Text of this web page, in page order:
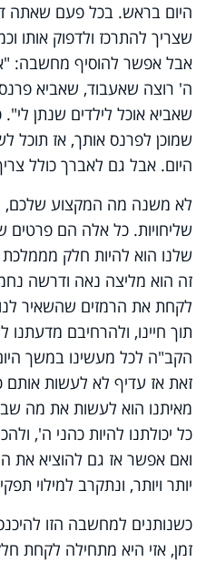
היום בראש. בכל פעם שאתה
שצריך להתרכז ולדפוק אותו
אבל אפשר להוסיף מחשבה:
ה' רוצה שאעבוד, שאביא
שאביא אוכל לילדים שנתן
שמוכן לפרנס אותך, אז תוכל
היום. אבל גם לאברך כולל
לא משנה מה המקצוע שלכם,
שליחויות. כל אלה הם פרטים
שלנו הוא להיות חלק
זה הוא מליצה נאה ודרשה
לקחת את הרמזים שהשאיר
תוך חיינו, ולהרחיבם מדעתנו
הקב"ה לכל מעשינו במשך
זאת אז עדיף לא לעשות אותם
מאיתנו הוא לעשות את מה
כל יכולתנו להיות כהני ה',
ואם אפשר אז גם להוציא
יותר ויותר, ונתקרב למילוי
כשנותנים למחשבה הזו
זמן, אזי היא מתחילה לקחת